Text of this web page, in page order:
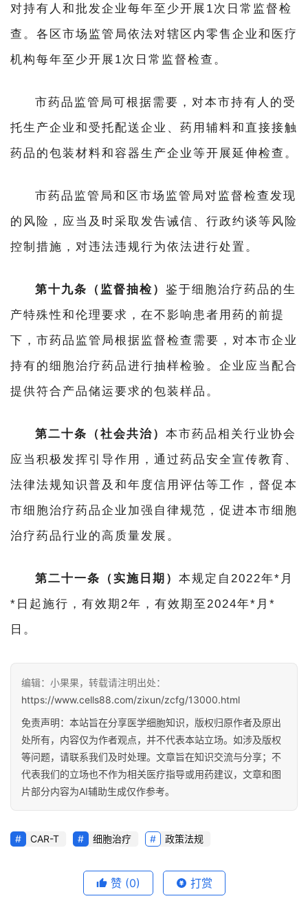
对持有人和批发企业每年至少开展1次日常监督检
查。各区市场监管局依法对辖区内零售企业和医疗
机构每年至少开展1次日常监督检查。
市药品监管局可根据需要，对本市持有人的受
托生产企业和受托配送企业、药用辅料和直接接触
药品的包装材料和容器生产企业等开展延伸检查。
市药品监管局和区市场监管局对监督检查发现
的风险，应当及时采取发告诫信、行政约谈等风险
控制措施，对违法违规行为依法进行处置。
第十九条（监督抽检） 鉴于细胞治疗药品的生
产特殊性和伦理要求，在不影响患者用药的前提
下，市药品监管局根据监督检查需要，对本市企业
持有的细胞治疗药品进行抽样检验。企业应当配合
提供符合产品储运要求的包装样品。
第二十条 （社会共治） 本市药品相关行业协会
应当积极发挥引导作用，通过药品安全宣传教育、
法律法规知识普及和年度信用评估等工作，督促本
市细胞治疗药品企业加强自律规范，促进本市细胞
治疗药品行业的高质量发展。
第二十一条（实施日期） 本规定自2022年*月
*日起施行，有效期2年，有效期至2024年*月*
日。
编辑：小果果，转载请注明出处：
https://www.cells88.com/zixun/zcfg/13000.html
免责声明：本站旨在分享医学细胞知识，版权归原作者及原出
处所有，内容仅为作者观点，并不代表本站立场。如涉及版权
等问题，请联系我们及时处理。文章旨在知识交流与分享；不
代表我们的立场也不作为相关医疗指导或用药建议，文章和图
片部分内容为AI辅助生成仅作参考。
CAR-T 细胞治疗 政策法规
赞 (0) 打赏